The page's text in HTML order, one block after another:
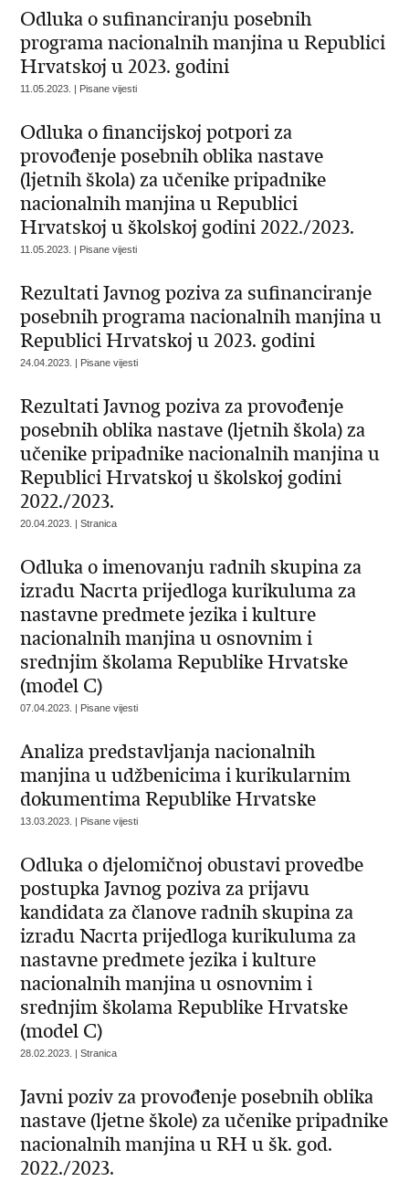
Odluka o sufinanciranju posebnih
programa nacionalnih manjina u Republici
Hrvatskoj u 2023. godini
11.05.2023. | Pisane vijesti
Odluka o financijskoj potpori za
provođenje posebnih oblika nastave
(ljetnih škola) za učenike pripadnike
nacionalnih manjina u Republici
Hrvatskoj u školskoj godini 2022./2023.
11.05.2023. | Pisane vijesti
Rezultati Javnog poziva za sufinanciranje
posebnih programa nacionalnih manjina u
Republici Hrvatskoj u 2023. godini
24.04.2023. | Pisane vijesti
Rezultati Javnog poziva za provođenje
posebnih oblika nastave (ljetnih škola) za
učenike pripadnike nacionalnih manjina u
Republici Hrvatskoj u školskoj godini
2022./2023.
20.04.2023. | Stranica
Odluka o imenovanju radnih skupina za
izradu Nacrta prijedloga kurikuluma za
nastavne predmete jezika i kulture
nacionalnih manjina u osnovnim i
srednjim školama Republike Hrvatske
(model C)
07.04.2023. | Pisane vijesti
Analiza predstavljanja nacionalnih
manjina u udžbenicima i kurikularnim
dokumentima Republike Hrvatske
13.03.2023. | Pisane vijesti
Odluka o djelomičnoj obustavi provedbe
postupka Javnog poziva za prijavu
kandidata za članove radnih skupina za
izradu Nacrta prijedloga kurikuluma za
nastavne predmete jezika i kulture
nacionalnih manjina u osnovnim i
srednjim školama Republike Hrvatske
(model C)
28.02.2023. | Stranica
Javni poziv za provođenje posebnih oblika
nastave (ljetne škole) za učenike pripadnike
nacionalnih manjina u RH u šk. god.
2022./2023.